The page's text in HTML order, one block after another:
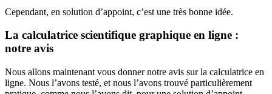
Cependant, en solution d’appoint, c’est une très bonne idée.
La calculatrice scientifique graphique en ligne :
notre avis
Nous allons maintenant vous donner notre avis sur la calculatrice en
ligne. Nous l’avons testé, et nous l’avons trouvé particulièrement